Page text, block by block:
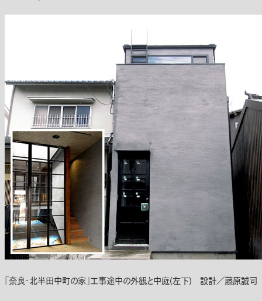
｢奈良・北半田中町の家｣工事途中の外観と中庭(左下) 設計／藤原誠司